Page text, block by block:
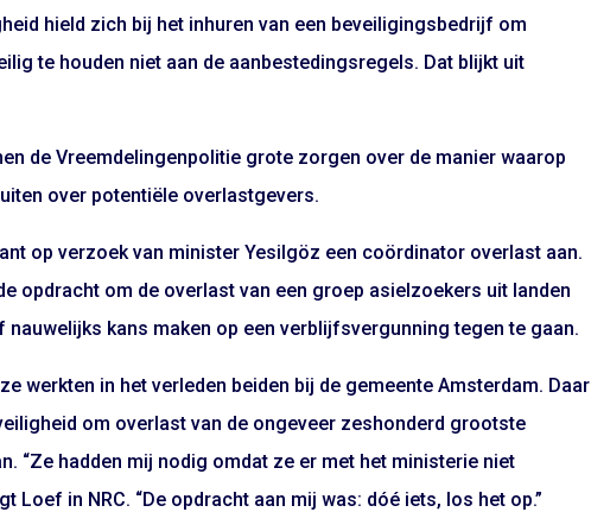
hield zich bij het inhuren van een beveiligingsbedrijf om
te houden niet aan de aanbestedingsregels. Dat blijkt uit
de Vreemdelingenpolitie grote zorgen over de manier waarop
over potentiële overlastgevers.
op verzoek van minister Yesilgöz een coördinator overlast aan.
opdracht om de overlast van een groep asielzoekers uit landen
kans maken op een verblijfsvergunning tegen te gaan.
werkten in het verleden beiden bij de gemeente Amsterdam. Daar
om overlast van de ongeveer zeshonderd grootste
“Ze hadden mij nodig omdat ze er met het ministerie niet
Loef in NRC. “De opdracht aan mij was: dóé iets, los het op.”